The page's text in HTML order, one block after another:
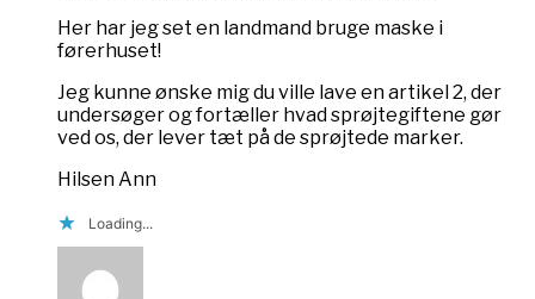
Her har jeg set en landmand bruge maske i
førerhuset!
Jeg kunne ønske mig du ville lave en artikel 2, der
undersøger og fortæller hvad sprøjtegiftene gør
ved os, der lever tæt på de sprøjtede marker.
Hilsen Ann
Loading...